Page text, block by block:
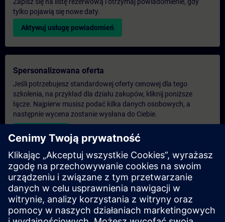
tylko pojawią się nowe daty.
Aktywuj usługę powiadomień
Spersonalizowana oferta
Jeśli potrzebujesz standardowej oferty cenowej dla tego
szkolenia, na przykład dla działu zakupów, kliknij poniższe
łącze. Najpierw musisz podać kilka danych osobowych, a
następnie wycena zostanie wysłana do Ciebie.
Podaj ofertę
Ekskluzywne zapytanie dotyczące szkoleń
Proszę wypełnić poniższy formularz zapytania, jeśli
potrzebujesz oferty na ekskluzywny kurs szkoleniowy na
miejscu, wirtualnie lub w naszym centrum szkoleniowym
SITRAIN. Ten typ żądania byłby odpowiedni dla większych grup